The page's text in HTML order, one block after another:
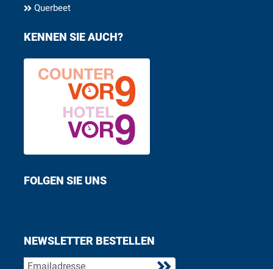
Querbeet
KENNEN SIE AUCH?
FOLGEN SIE UNS
NEWSLETTER BESTELLEN